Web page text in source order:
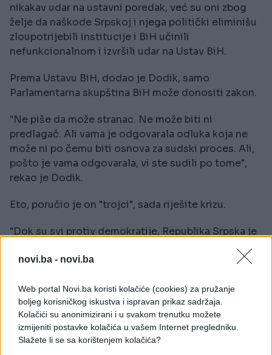
novi.ba - novi.ba
Web portal Novi.ba koristi kolačiće (cookies) za pružanje
boljeg korisničkog iskustva i ispravan prikaz sadržaja.
Kolačići su anonimizirani i u svakom trenutku možete
izmijeniti postavke kolačića u vašem Internet pregledniku.
Slažete li se sa korištenjem kolačića?
nikakav udar na ustavni poredak, već su oni zbog
želje da naškode Srpskoj i njega politički eliminišu
zloupotrijebili institucije i BiH učinili
nefunkcionalnom i izvršili udar na Ustav BiH.
Prema Ustavu BiH, dodao je Dodik, samo
Parlamentarna skupština BiH može donositi zakon.
"Ne piše da može stranac. Ne može biti ni
predlagač. Ali vama je odgovarala odluka koja ne
može ni po čemu biti osnova za sudski proces. Ali,
pošto je vama odgovarala, vi ste sudili po tome",
rekao je Dodik.
Eto, poručio je on "trojci", sada riješite krizu.
"Dok su svi protiv demokratije, Republika Srpska je
sporazuma, Republika Srpska je za. Dok omamljeni
Republika Srpska će vidjeti samo slova. I zato sam
ja, htio ne htio, sjedio s vama. Ne zbog političke
dubine Dine Konakovića, niti zbog maratonske
forme Nermina Nikšića, ni priča iz svlačionice
Edina Forte - već zato što ste na funkcijama i